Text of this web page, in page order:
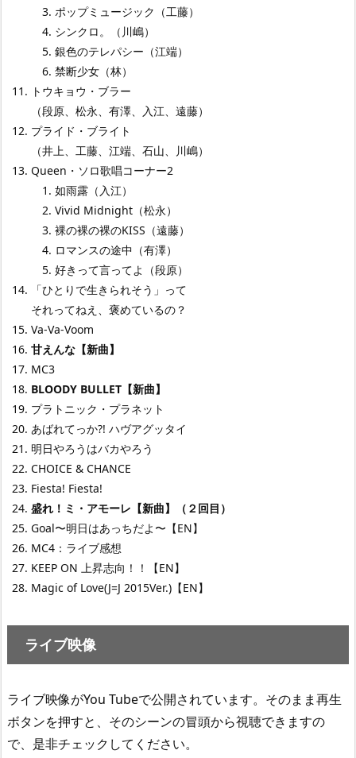
ポップミュージック（工藤）
シンクロ。（川嶋）
銀色のテレパシー（江端）
禁断少女（林）
トウキョウ・ブラー
（段原、松永、有澤、入江、遠藤）
プライド・ブライト
（井上、工藤、江端、石山、川嶋）
Queen・ソロ歌唱コーナー2
如雨露（入江）
Vivid Midnight（松永）
裸の裸の裸のKISS（遠藤）
ロマンスの途中（有澤）
好きって言ってよ（段原）
「ひとりで生きられそう」って
それってねえ、褒めているの？
Va-Va-Voom
甘えんな【新曲】
MC3
BLOODY BULLET【新曲】
プラトニック・プラネット
あばれてっか?! ハヴアグッタイ
明日やろうはバカやろう
CHOICE & CHANCE
Fiesta! Fiesta!
盛れ！ミ・アモーレ【新曲】（２回目）
Goal〜明日はあっちだよ〜【EN】
MC4：ライブ感想
KEEP ON 上昇志向！！【EN】
Magic of Love(J=J 2015Ver.)【EN】
ライブ映像
ライブ映像がYou Tubeで公開されています。そのまま再生
ボタンを押すと、そのシーンの冒頭から視聴できますの
で、是非チェックしてください。